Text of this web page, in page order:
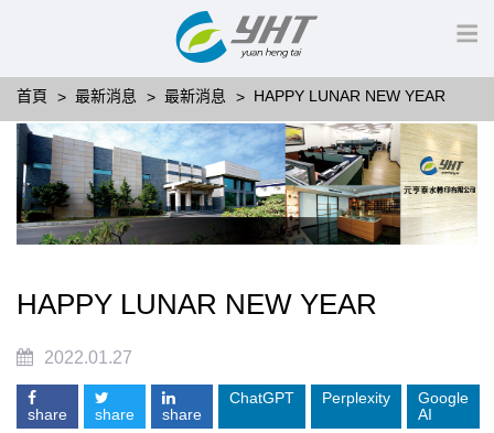
首頁 最新消息 最新消息 HAPPY LUNAR NEW YEAR
HAPPY LUNAR NEW YEAR
2022.01.27
share share share
ChatGPT Perplexity
Google
AI